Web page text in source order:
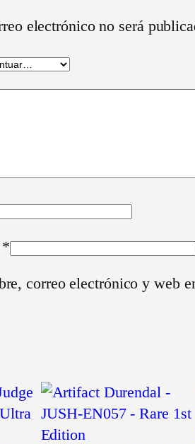
electrónico no será
*
correo electrónico y web